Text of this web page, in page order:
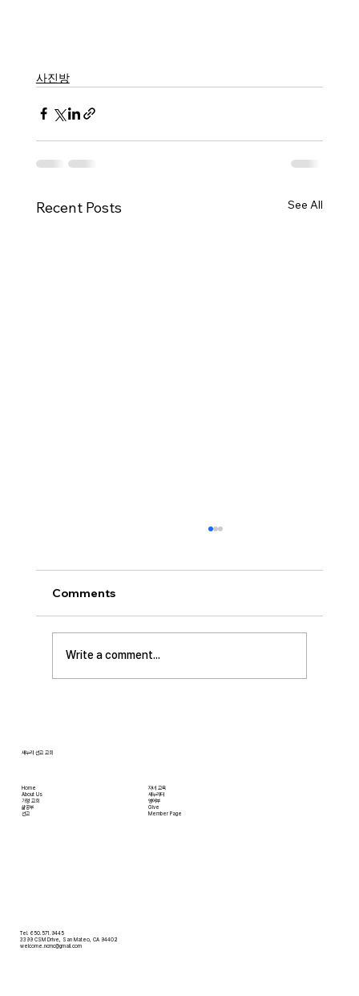
사진방
Recent Posts See All
Comments
Write a comment...
Home
About Us
​가정 교회
​삶공부
​선교
자녀 교육
새누리터
영어부
Give
Member Page
Tel. 650.571.9445
3399 CSM Drive, San Mateo, CA 94402
welcome.ncmc@gmail.com
새누리 선교 교회